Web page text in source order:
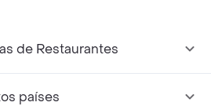
de Restaurantes
países